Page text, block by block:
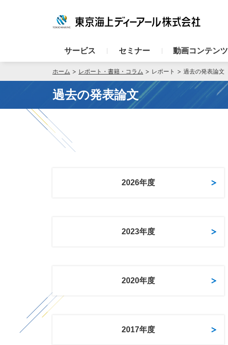
サービス セミナー 動画コンテンツ
ホーム レポート・書籍・コラム レポート 過去の発表論文
過去の発表論文
2026年度
2023年度
2020年度
2017年度